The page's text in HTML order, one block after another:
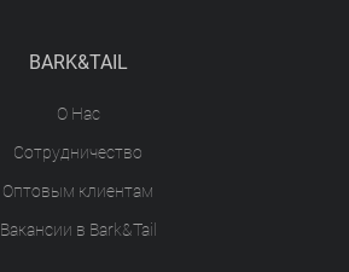
BARK&TAIL
О Нас
Сотрудничество
Оптовым клиентам
Вакансии в Bark&Tail